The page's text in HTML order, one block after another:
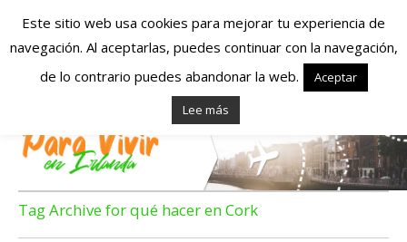
Españoles en
Irlanda – Vivir en
Irlanda – Trabajo
en Irlanda –
Tag Archive for qué hacer en Cork
Este sitio web usa cookies para mejorar tu experiencia de
navegación. Al aceptarlas, puedes continuar con la navegación,
de lo contrario puedes abandonar la web.
Aceptar
Lee más